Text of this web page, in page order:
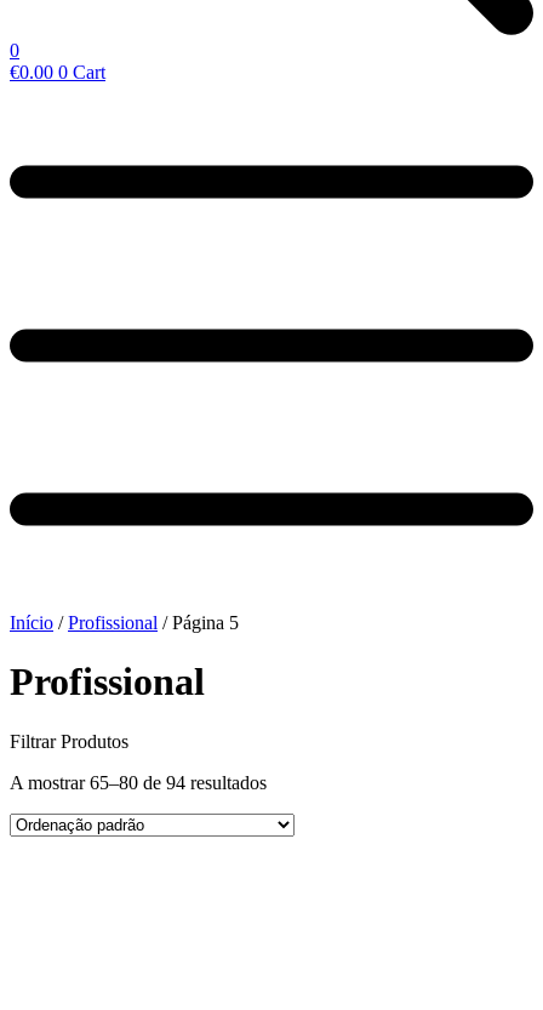
0
€0.00 0 Cart
Início /Profissional / Página 5
Profissional
Filtrar Produtos
A mostrar 65–80 de 94 resultados